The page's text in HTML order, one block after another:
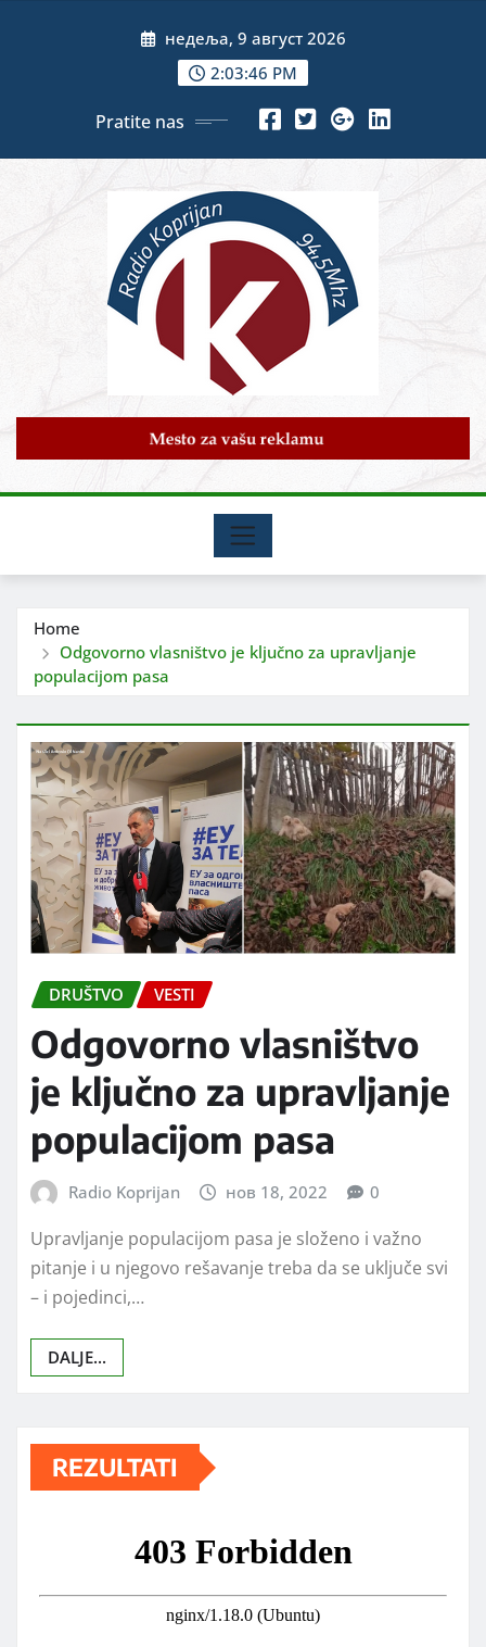
недеља, 9 август 2026
2:03:48 PM
Pratite nas
Home
Odgovorno vlasništvo je ključno za upravljanje
populacijom pasa
DRUŠTVO VESTI
Odgovorno vlasništvo
je ključno za upravljanje
populacijom pasa
Radio Koprijan нов 18, 2022 0
Upravljanje populacijom pasa je složeno i važno
pitanje i u njegovo rešavanje treba da se uključe svi
– i pojedinci,…
DALJE...
REZULTATI